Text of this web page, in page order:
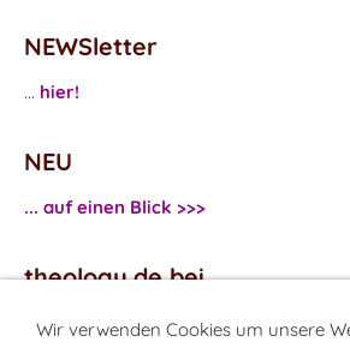
NEWSletter
... hier!
NEU
... auf einen Blick >>>
theology.de bei
...Facebook
Wir verwenden Cookies um unsere